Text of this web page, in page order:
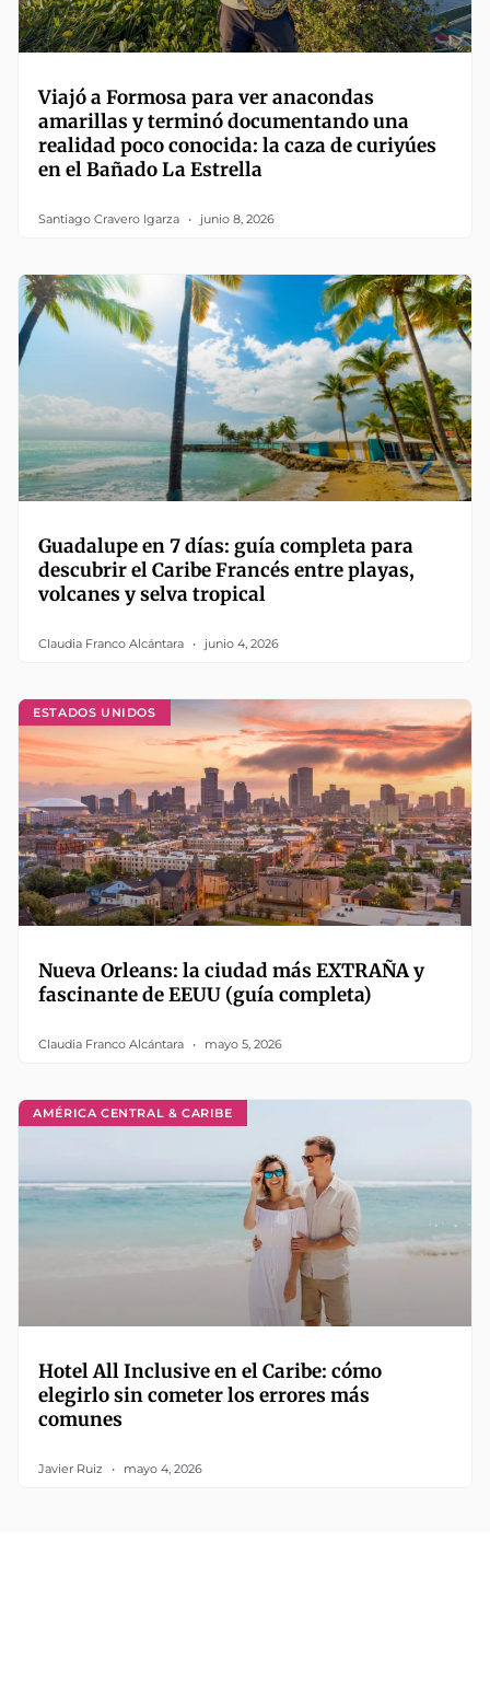
Viajó a Formosa para ver anacondas
amarillas y terminó documentando una
realidad poco conocida: la caza de curiyúes
en el Bañado La Estrella
Santiago Cravero Igarza junio 8, 2026
Guadalupe en 7 días: guía completa para
descubrir el Caribe Francés entre playas,
volcanes y selva tropical
Claudia Franco Alcántara junio 4, 2026
ESTADOS UNIDOS
Nueva Orleans: la ciudad más EXTRAÑA y
fascinante de EEUU (guía completa)
Claudia Franco Alcántara mayo 5, 2026
AMÉRICA CENTRAL & CARIBE
Hotel All Inclusive en el Caribe: cómo
elegirlo sin cometer los errores más
comunes
Javier Ruiz mayo 4, 2026